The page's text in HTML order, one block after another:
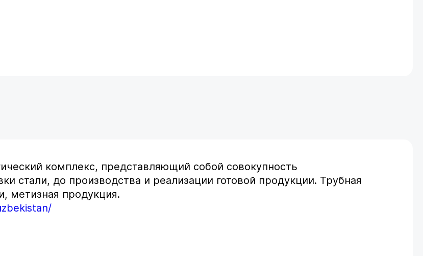
комплекс, представляющий собой совокупность
стали, до производства и реализации готовой продукции. Трубная
метизная продукция.